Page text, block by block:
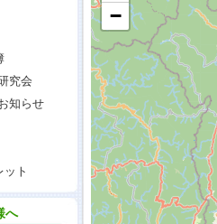
究会
知らせ
ト
へ
−